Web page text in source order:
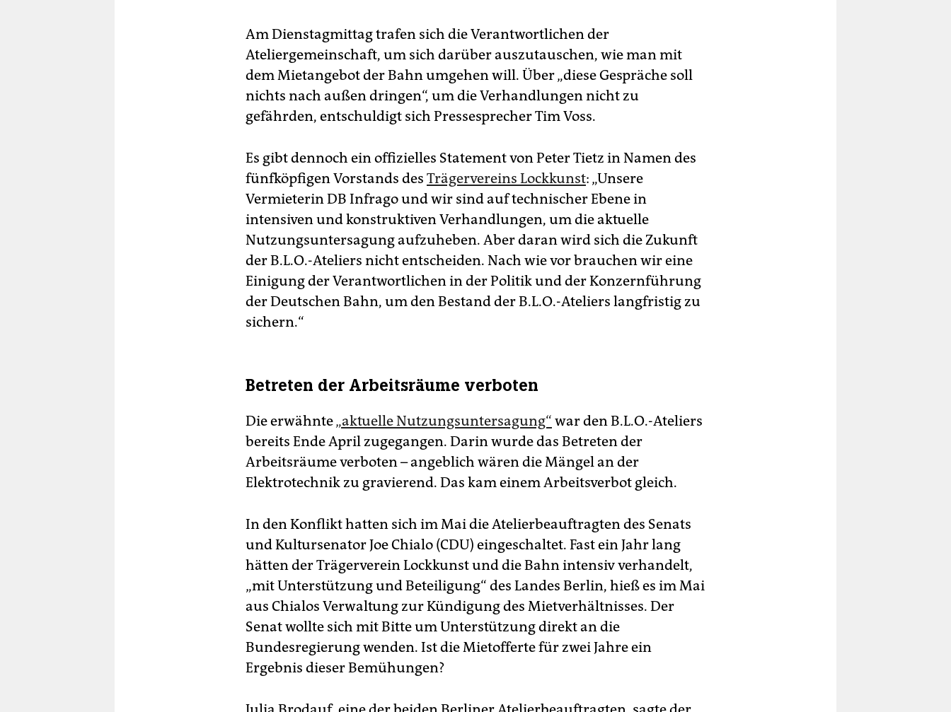
Am Dienstagmittag trafen sich die Verantwortlichen der
Ateliergemeinschaft, um sich darüber auszutauschen, wie man mit
dem Mietangebot der Bahn umgehen will. Über „diese Gespräche soll
nichts nach außen dringen“, um die Verhandlungen nicht zu
gefährden, entschuldigt sich Pressesprecher Tim Voss.
Es gibt dennoch ein offizielles Statement von Peter Tietz in Namen des
fünfköpfigen Vorstands des Trägervereins Lockkunst: „Unsere
Vermieterin DB Infrago und wir sind auf technischer Ebene in
intensiven und konstruktiven Verhandlungen, um die aktuelle
Nutzungsuntersagung aufzuheben. Aber daran wird sich die Zukunft
der B.L.O.-Ateliers nicht entscheiden. Nach wie vor brauchen wir eine
Einigung der Verantwortlichen in der Politik und der Konzernführung
der Deutschen Bahn, um den Bestand der B.L.O.-Ateliers langfristig zu
sichern.“
Betreten der Arbeitsräume verboten
Die erwähnte„aktuelle Nutzungsuntersagung“ war den B.L.O.-Ateliers
bereits Ende April zugegangen. Darin wurde das Betreten der
Arbeitsräume verboten – angeblich wären die Mängel an der
Elektrotechnik zu gravierend. Das kam einem Arbeitsverbot gleich.
In den Konflikt hatten sich im Mai die Atelierbeauftragten des Senats
und Kultursenator Joe Chialo (CDU) eingeschaltet. Fast ein Jahr lang
hätten der Trägerverein Lockkunst und die Bahn intensiv verhandelt,
„mit Unterstützung und Beteiligung“ des Landes Berlin, hieß es im Mai
aus Chialos Verwaltung zur Kündigung des Mietverhältnisses. Der
Senat wollte sich mit Bitte um Unterstützung direkt an die
Bundesregierung wenden. Ist die Mietofferte für zwei Jahre ein
Ergebnis dieser Bemühungen?